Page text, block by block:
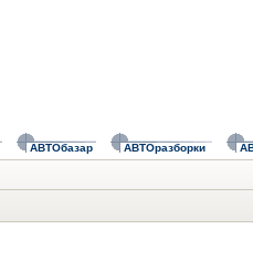
АВТОбазар АВТОразборки